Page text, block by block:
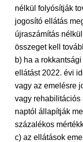
nélkül folyósítják
jogosító ellátás
újraszámítás
összeget kell
b) ha a
ellátást 2022. évi
vagy az emelésre
vagy rehabilitációs
naptól állapítják
százalékos
c) az ellátások